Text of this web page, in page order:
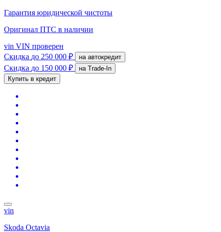
Гарантия юридической чистоты
Оригинал ПТС в наличии
vin VIN проверен
Скидка до 250 000 ₽ на автокредит
Скидка до 150 000 ₽
на Trade-In
Купить в кредит
vin
Skoda Octavia